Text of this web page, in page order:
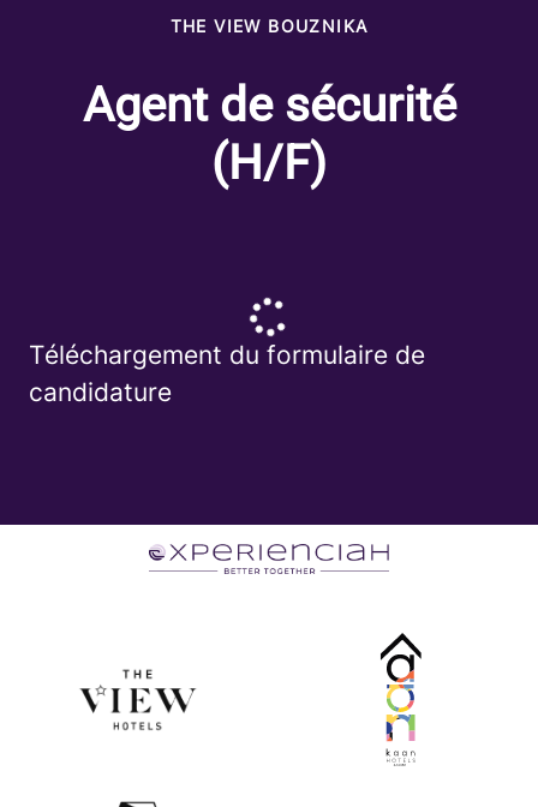
THE VIEW BOUZNIKA
Agent de sécurité
(H/F)
Téléchargement du formulaire de
candidature